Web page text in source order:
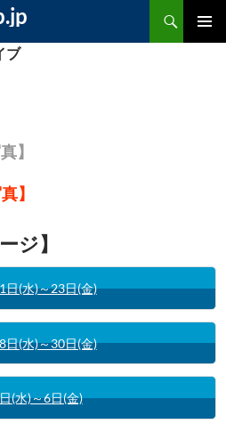
ブ
】
】
ジ】
(水)～23日(金)
(水)～30日(金)
(水)～6日(金)